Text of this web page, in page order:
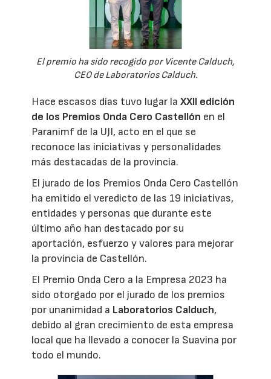
El premio ha sido recogido por Vicente Calduch,
CEO de Laboratorios Calduch.
Hace escasos días tuvo lugar laXXII edición
de los Premios Onda Cero Castellón en el
Paranimf de la UJI, acto en el que se
reconoce las iniciativas y personalidades
más destacadas de la provincia.
El jurado de los Premios Onda Cero Castellón
ha emitido el veredicto de las 19 iniciativas,
entidades y personas que durante este
último año han destacado por su
aportación, esfuerzo y valores para mejorar
la provincia de Castellón.
El Premio Onda Cero a la Empresa 2023 ha
sido otorgado por el jurado de los premios
por unanimidad a Laboratorios Calduch,
debido al gran crecimiento de esta empresa
local que ha llevado a conocer la Suavina por
todo el mundo.